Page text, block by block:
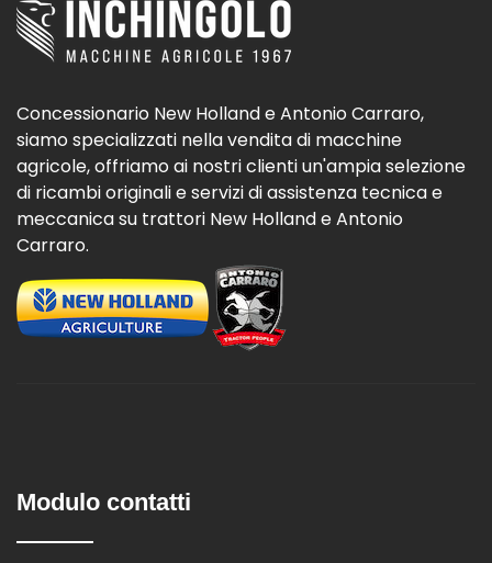
Concessionario New Holland e Antonio Carraro,
siamo specializzati nella vendita di macchine
agricole, offriamo ai nostri clienti un'ampia selezione
di ricambi originali e servizi di assistenza tecnica e
meccanica su trattori New Holland e Antonio
Carraro.
Modulo contatti